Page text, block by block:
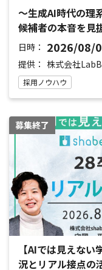
〜生成AI時代の理
候補者の本音を見
日時： 2026/08/
提供： 株式会社
採用ノウハウ
募集終了
【AIでは見えな
況とリアル接点の